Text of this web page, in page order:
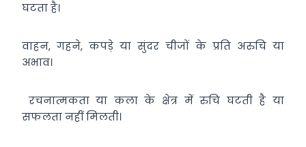
घटता है।
वाहन, गहने, कपड़े या सुंदर चीजों के प्रति अरुचि या
अभाव।
रचनात्मकता या कला के क्षेत्र में रुचि घटती है या
सफलता नहीं मिलती।